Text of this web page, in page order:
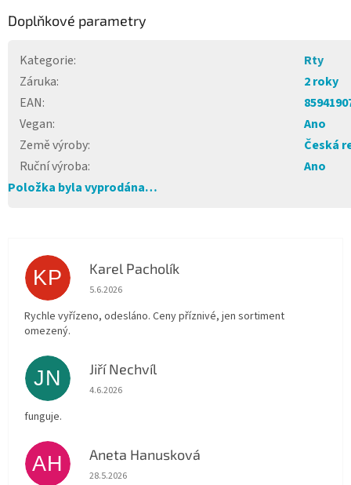
Doplňkové parametry
Kategorie:
Rty
Záruka:
2 roky
EAN:
Vegan:
Ano
Země výroby:
Česká
Ruční výroba:
Ano
Položka byla vyprodána…
KP Karel Pacholík
Hodnocení obchodu je 4 z 5 hvězdiček.
5.6.2026
Rychle vyřízeno, odesláno. Ceny příznivé, jen sortiment
omezený.
JN Jiří Nechvíl
Hodnocení obchodu je 5 z 5 hvězdiček.
4.6.2026
funguje.
AH Aneta Hanusková
Hodnocení obchodu je 5 z 5 hvězdiček.
28.5.2026